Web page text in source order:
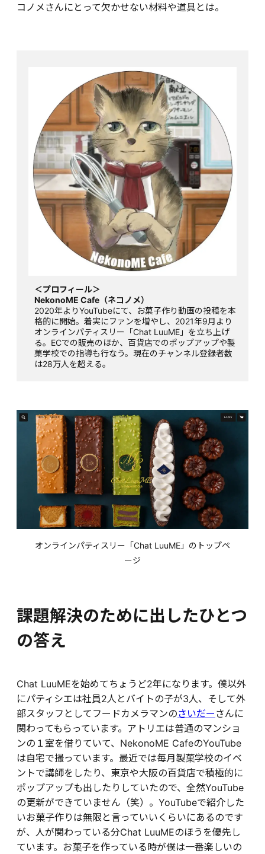
コノメさんにとって欠かせない材料や道具とは。
＜プロフィール＞
NekonoME Cafe（ネコノメ）
2020年よりYouTubeにて、お菓子作り動画の投稿を本
格的に開始。着実にファンを増やし、2021年9月より
オンラインパティスリー「Chat LuuME」を立ち上げ
る。ECでの販売のほか、百貨店でのポップアップや製
菓学校での指導も行なう。現在のチャンネル登録者数
は28万人を超える。
オンラインパティスリー「Chat LuuME」のトップペ
ージ
課題解決のために出したひとつ
の答え
Chat LuuMEを始めてちょうど2年になります。僕以外
にパティシエは社員2人とバイトの子が3人、そして外
部スタッフとしてフードカメラマンのさいだー さんに
関わってもらっています。アトリエは普通のマンショ
ンの１室を借りていて、NekonoME CafeのYouTube
は自宅で撮っています。最近では毎月製菓学校のイベ
ントで講師をしたり、東京や大阪の百貨店で積極的に
ポップアップも出したりしていたので、全然YouTube
の更新ができていません（笑）。YouTubeで紹介した
いお菓子作りは無限と言っていいくらいにあるのです
が、人が関わっている分Chat LuuMEのほうを優先し
ています。お菓子を作っている時が僕は一番楽しいの